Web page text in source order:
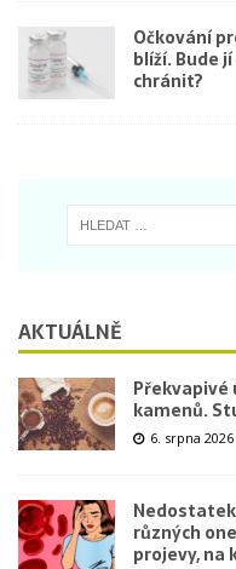
Očkování
blíží. Bude
chránit?
AKTUÁLNĚ
Překvapivé
kamenů.
6. srpna 2026
různých
projevy, na